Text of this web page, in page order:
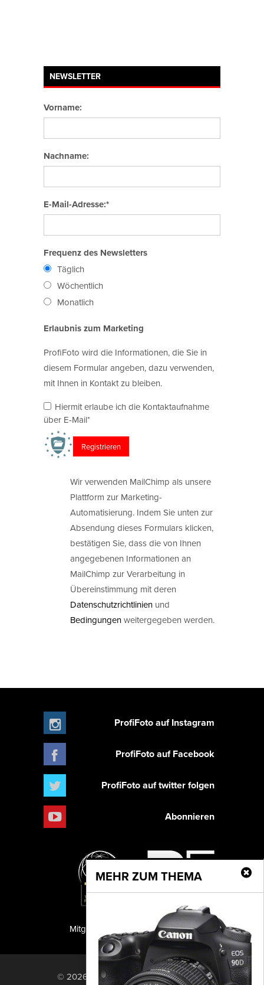
NEWSLETTER
Vorname:
Nachname:
E-Mail-Adresse:*
Frequenz des Newsletters
Täglich
Wöchentlich
Monatlich
Erlaubnis zum Marketing
ProfiFoto wird die Informationen, die Sie in
diesem Formular angeben, dazu verwenden,
mit Ihnen in Kontakt zu bleiben.
Hiermit erlaube ich die Kontaktaufnahme
über E-Mail*
Wir verwenden MailChimp als unsere
Plattform zur Marketing-
Automatisierung. Indem Sie unten zur
Absendung dieses Formulars klicken,
bestätigen Sie, dass die von Ihnen
angegebenen Informationen an
MailChimp zur Verarbeitung in
Übereinstimmung mit deren
Datenschutzrichtlinien und
Bedingungenweitergegeben werden.
MEHR ZUM THEMA
ProfiFoto auf Instagram
ProfiFoto auf Facebook
ProfiFoto auf twitter folgen
Abonnieren
PF Publishing GmbH
Mitglied der TIPA
© 2026 PF Publishing GmbH. All rights